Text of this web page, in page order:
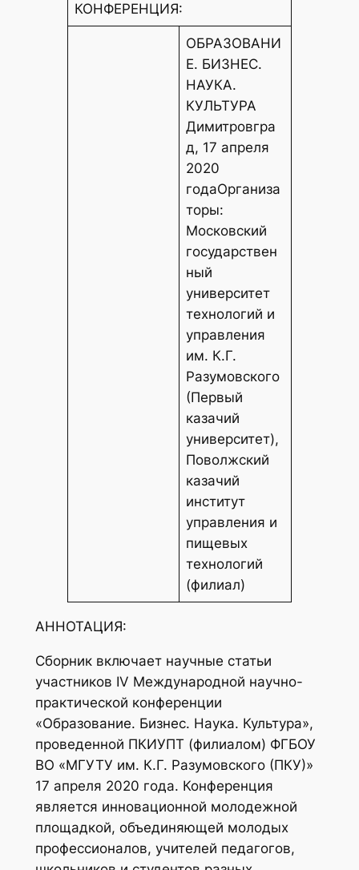
КОНФЕРЕНЦИЯ:
ОБРАЗОВАНИ
Е. БИЗНЕС.
НАУКА.
КУЛЬТУРА
Димитровгра
д, 17 апреля
2020
годаОрганиза
торы:
Московский
государствен
ный
университет
технологий и
управления
им. К.Г.
Разумовского
(Первый
казачий
университет),
Поволжский
казачий
институт
управления и
пищевых
технологий
(филиал)
АННОТАЦИЯ:
Сборник включает научные статьи
участников IV Международной научно-
практической конференции
«Образование. Бизнес. Наука. Культура»,
проведенной ПКИУПТ (филиалом) ФГБОУ
ВО «МГУТУ им. К.Г. Разумовского (ПКУ)»
17 апреля 2020 года. Конференция
является инновационной молодежной
площадкой, объединяющей молодых
профессионалов, учителей педагогов,